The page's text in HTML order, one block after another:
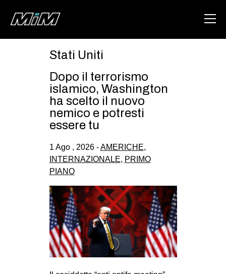
ABOUT
AREA
DEGENERAZIONE
GAZA FREESTYLE
CSOA LAMBRETTA
STUDENTI TSUNAMI
ZAM
MILANO
MOBILITAZIONI
Stati Uniti
Dopo il terrorismo
islamico, Washington
ha scelto il nuovo
nemico e potresti
essere tu
1 Ago , 2026 -AMERICHE,
INTERNAZIONALE, PRIMO
PIANO